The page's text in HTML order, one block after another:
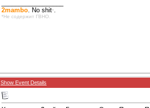
2mambo. No shit*.
*Не содержит ГВНО.
Show Event Details